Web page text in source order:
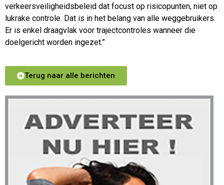
verkeersveiligheidsbeleid dat focust op risicopunten, niet op
lukrake controle. Dat is in het belang van alle weggebruikers.
Er is enkel draagvlak voor trajectcontroles wanneer die
doelgericht worden ingezet.”
Terug naar alle berichten